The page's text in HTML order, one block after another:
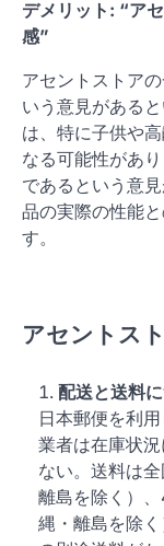
デメリット: “ア
感”
アセントストア
いう意見がある
は、特に子供や
なる可能性があ
であるという意
品の実際の性能
す。
アセントス
配送と送料
日本郵便を利
業者は在庫状
ない。送料は
離島を除く）
縄・離島を除